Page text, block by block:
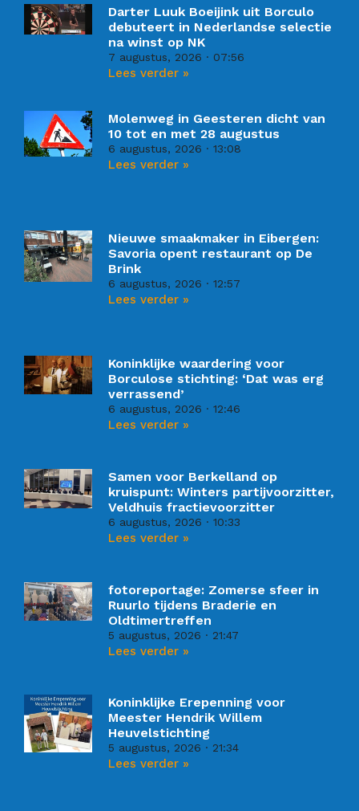
Darter Luuk Boeijink uit Borculo
debuteert in Nederlandse selectie
na winst op NK
7 augustus, 2026 07:56
Lees verder »
Molenweg in Geesteren dicht van
10 tot en met 28 augustus
6 augustus, 2026 13:08
Lees verder »
Nieuwe smaakmaker in Eibergen:
Savoria opent restaurant op De
Brink
6 augustus, 2026 12:57
Lees verder »
Koninklijke waardering voor
Borculose stichting: ‘Dat was erg
verrassend’
6 augustus, 2026 12:46
Lees verder »
Samen voor Berkelland op
kruispunt: Winters partijvoorzitter,
Veldhuis fractievoorzitter
6 augustus, 2026 10:33
Lees verder »
fotoreportage: Zomerse sfeer in
Ruurlo tijdens Braderie en
Oldtimertreffen
5 augustus, 2026 21:47
Lees verder »
Koninklijke Erepenning voor
Meester Hendrik Willem
Heuvelstichting
5 augustus, 2026 21:34
Lees verder »